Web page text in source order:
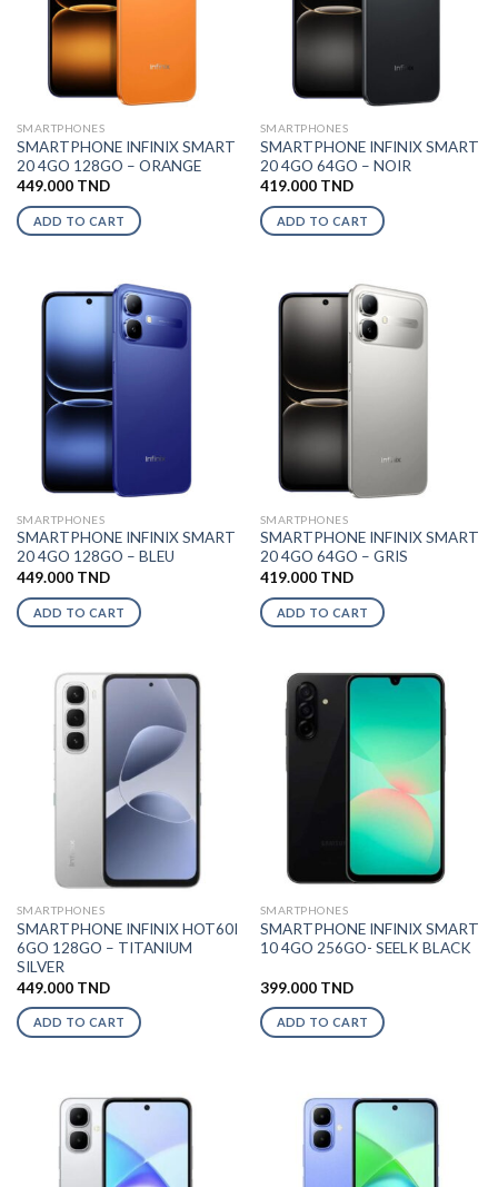
SMARTPHONES
SMARTPHONE INFINIX SMART
20 4GO 128GO – ORANGE
449.000 TND
ADD TO CART
SMARTPHONES
SMARTPHONE INFINIX SMART
20 4GO 64GO – NOIR
419.000 TND
ADD TO CART
SMARTPHONES
SMARTPHONE INFINIX SMART
20 4GO 128GO – BLEU
449.000 TND
ADD TO CART
SMARTPHONES
SMARTPHONE INFINIX SMART
20 4GO 64GO – GRIS
419.000 TND
ADD TO CART
SMARTPHONES
SMARTPHONE INFINIX HOT60I
6GO 128GO – TITANIUM
SILVER
449.000 TND
ADD TO CART
SMARTPHONES
SMARTPHONE INFINIX SMART
10 4GO 256GO- SEELK BLACK
399.000 TND
ADD TO CART